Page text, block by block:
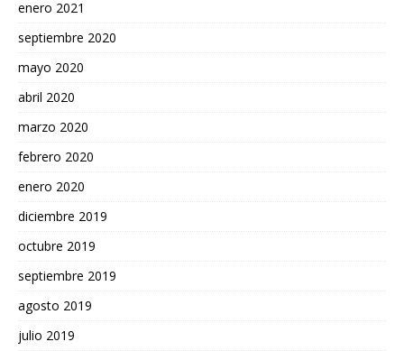
enero 2021
septiembre 2020
mayo 2020
abril 2020
marzo 2020
febrero 2020
enero 2020
diciembre 2019
octubre 2019
septiembre 2019
agosto 2019
julio 2019